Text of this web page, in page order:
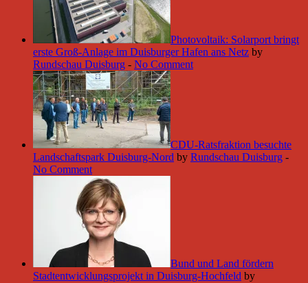
Photovoltaik: Solarport bringt
erste Groß-Anlage im Duisburger Hafen ans Netz by
Rundschau Duisburg - No Comment
CDU-Ratsfraktion besuchte
Landschaftspark Duisburg-Nord by Rundschau Duisburg -
No Comment
Bund und Land fördern
Stadtentwicklungsprojekt in Duisburg-Hochfeld by